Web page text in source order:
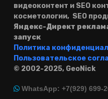
видеоконтент и SEO
косметологии, SEO
Яндекс-Директ
запуск
Политика
Пользовательское
© 2002-2025, GeoNick
WhatsApp: +7(929) 699-